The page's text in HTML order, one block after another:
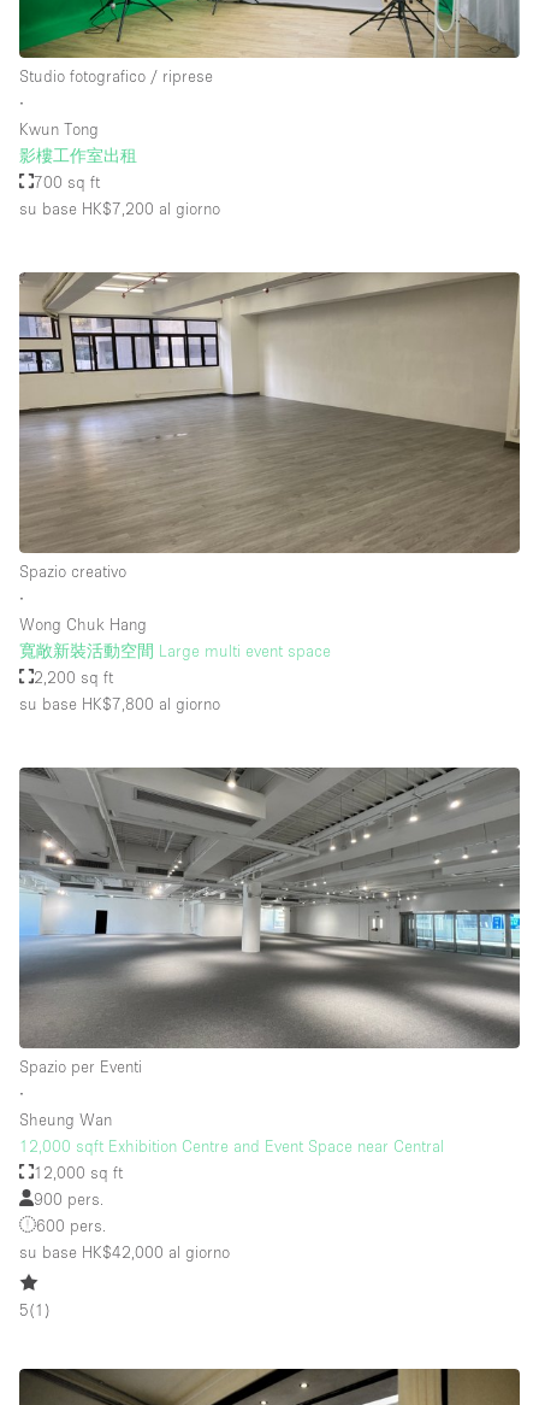
Studio fotografico / riprese
∙
Kwun Tong
影樓工作室出租
700 sq ft
su base HK$7,200 al giorno
Spazio creativo
∙
Wong Chuk Hang
寬敞新裝活動空間 Large multi event space
2,200 sq ft
su base HK$7,800 al giorno
Spazio per Eventi
∙
Sheung Wan
12,000 sqft Exhibition Centre and Event Space near Central
12,000 sq ft
900 pers.
600 pers.
su base HK$42,000 al giorno
5(1 )